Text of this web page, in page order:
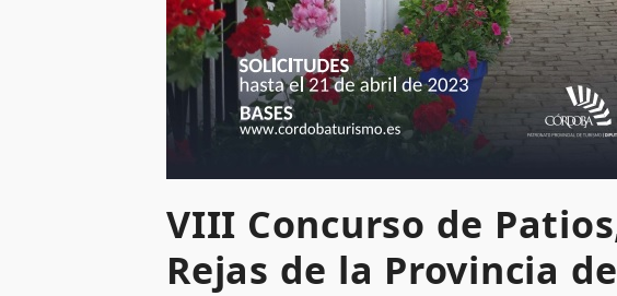
VIII Concurso de
Rejas de la Provincia